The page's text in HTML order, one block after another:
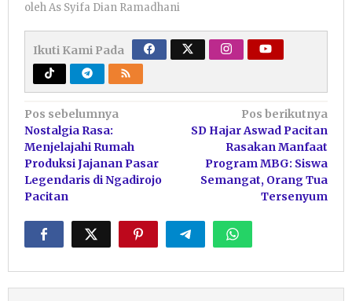
olehAs Syifa Dian Ramadhani
Ikuti Kami Pada
Navigasi
pos
Pos sebelumnya
Nostalgia Rasa:
Menjelajahi Rumah
Produksi Jajanan Pasar
Legendaris di Ngadirojo
Pacitan
Pos berikutnya
SD Hajar Aswad Pacitan
Rasakan Manfaat
Program MBG: Siswa
Semangat, Orang Tua
Tersenyum